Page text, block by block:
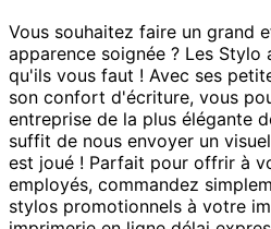
Vous souhaitez faire un grand
apparence soignée ? Les
qu'ils vous faut ! Avec ses
son confort d'écriture, vous
entreprise de la plus élégante
suffit de nous envoyer un
est joué ! Parfait pour offrir à
employés, commandez
stylos promotionnels à votre